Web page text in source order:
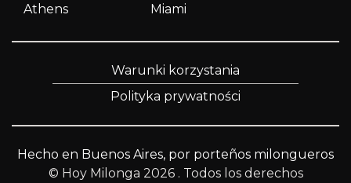
Athens
Miami
Warunki korzystania
Polityka prywatności
Hecho en Buenos Aires, por porteños milongueros
© Hoy Milonga 2026 . Todos los derechos